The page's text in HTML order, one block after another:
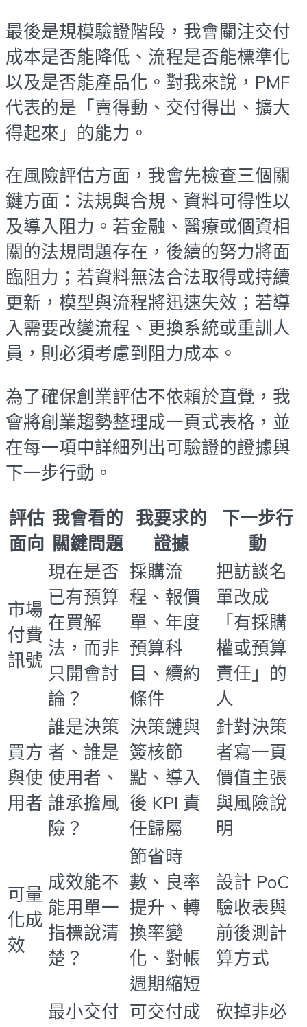
最後是規模驗證階段，我會關注交付
成本是否能降低、流程是否能標準化
以及是否能產品化。對我來說，PMF
代表的是「賣得動、交付得出、擴大
得起來」的能力。
在風險評估方面，我會先檢查三個關
鍵方面：法規與合規、資料可得性以
及導入阻力。若金融、醫療或個資相
關的法規問題存在，後續的努力將面
臨阻力；若資料無法合法取得或持續
更新，模型與流程將迅速失效；若導
入需要改變流程、更換系統或重訓人
員，則必須考慮到阻力成本。
為了確保創業評估不依賴於直覺，我
會將創業趨勢整理成一頁式表格，並
在每一項中詳細列出可驗證的證據與
下一步行動。
評估
面向
我會看的
關鍵問題
我要求的
證據
下一步行
動
市場
付費
訊號
現在是否
已有預算
在買解
法，而非
只開會討
論？
採購流
程、報價
單、年度
預算科
目、續約
條件
把訪談名
單改成
「有採購
權或預算
責任」的
人
買方
與使
用者
誰是決策
者、誰是
使用者、
誰承擔風
險？
決策鏈與
簽核節
點、導入
後 KPI 責
任歸屬
針對決策
者寫一頁
價值主張
與風險說
明
可量
化成
效
成效能不
能用單一
指標說清
楚？
節省時
數、良率
提升、轉
換率變
化、對帳
週期縮短
設計 PoC
驗收表與
前後測計
算方式
最小交付 可交付成
砍掉非必